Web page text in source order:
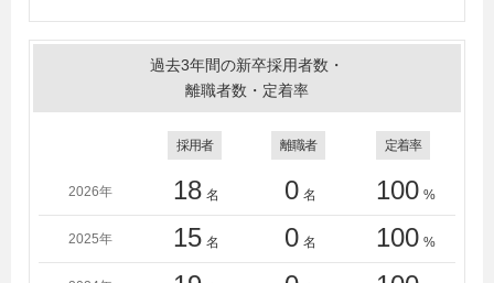
大学、慶應義塾大学、工学院大学、甲南大学、神戸大
大学、滋賀大学、芝浦工業大学、城西大学、上智大学、
成城大学、専修大学、千葉大学、中央大学、筑波大学、
津田塾大学、電気通信大学、東京大学、東京海洋大学、
東京学芸大学、東京経済大学、東京工業大学、東京女子
大学、東京都市大学、東京農業大学、東京理科大学、同
志社大学、東邦大学、東北大学、東洋大学、獨協大学、
鳥取大学、名古屋大学、新潟大学、日本大学、日本女子
過去3年間の新卒採用者数・
離職者数・定着率
採用者 離職者 定着率
2026年 18 名 0 名 100 %
2025年 15 名 0 名 100 %